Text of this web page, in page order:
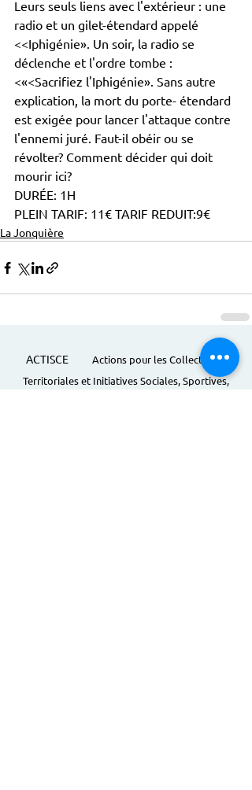
Leurs seuls liens avec l'extérieur : une
radio et un gilet-étendard appelé
<<Iphigénie». Un soir, la radio se
déclenche et l'ordre tombe :
<«<Sacrifiez l'Iphigénie». Sans autre
explication, la mort du porte- étendard
est exigée pour lancer l'attaque contre
l'ennemi juré. Faut-il obéir ou se
révolter? Comment décider qui doit
mourir ici?
DURÉE: 1H
PLEIN TARIF: 11€ TARIF REDUIT:9€
La Jonquière
ACTISCE
Actions pour les Collectivités
Territoriales et Initiatives Sociales, Sportives,